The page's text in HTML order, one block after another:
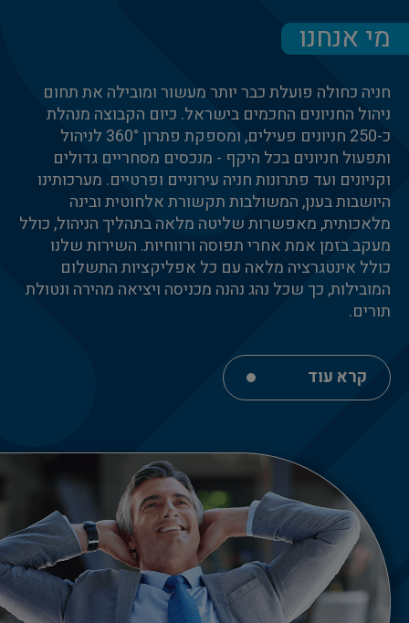
מי אנחנו
חניה כחולה פועלת כבר יותר מעשור ומובילה את תחום
ניהול החניונים החכמים בישראל. כיום הקבוצה מנהלת
כ-250 חניונים פעילים, ומספקת פתרון 360° לניהול
ותפעול חניונים בכל היקף - מנכסים מסחריים גדולים
וקניונים ועד פתרונות חניה עירוניים ופרטיים. מערכותינו
היושבות בענן, המשולבות תקשורת אלחוטית ובינה
מלאכותית, מאפשרות שליטה מלאה בתהליך הניהול, כולל
מעקב בזמן אמת אחרי תפוסה ורווחיות. השירות שלנו
כולל אינטגרציה מלאה עם כל אפליקציות התשלום
המובילות, כך שכל נהג נהנה מכניסה ויציאה מהירה ונטולת
תורים.
קרא עוד